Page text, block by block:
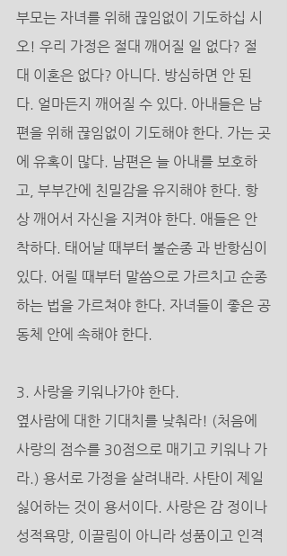
부모는 자녀를 위해 끊임없이 기도하십 시
오! 우리 가정은 절대 깨어질 일 없다? 절
대 이혼은 없다? 아니다. 방심하면 안 된
다. 얼마든지 깨어질 수 있다. 아내들은 남
편을 위해 끊임없이 기도해야 한다. 가는 곳
에 유혹이 많다. 남편은 늘 아내를 보호하
고, 부부간에 친밀감을 유지해야 한다. 항
상 깨어서 자신을 지켜야 한다. 애들은 안
착하다. 태어날 때부터 불순종 과 반항심이
있다. 어릴 때부터 말씀으로 가르치고 순종
하는 법을 가르쳐야 한다. 자녀들이 좋은 공
동체 안에 속해야 한다.
3. 사랑을 키워나가야 한다.
옆사람에 대한 기대치를 낮춰라! (처음에
사랑의 점수를 30점으로 매기고 키워나 가
라.) 용서로 가정을 살려내라. 사탄이 제일
싫어하는 것이 용서이다. 사랑은 감 정이나
성적욕망, 이끌림이 아니라 성품이고 인격